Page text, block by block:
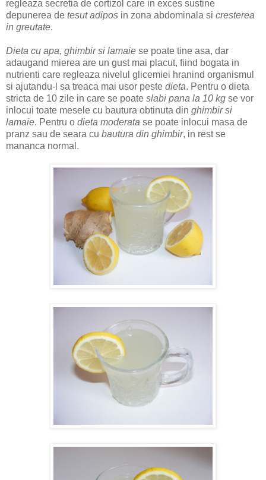
regleaza secretia de cortizol care in exces sustine
depunerea de tesut adipos in zona abdominala si cresterea
in greutate.
Dieta cu apa, ghimbir si lamaie se poate tine asa, dar
adaugand mierea are un gust mai placut, fiind bogata in
nutrienti care regleaza nivelul glicemiei hranind organismul
si ajutandu-l sa treaca mai usor peste dieta. Pentru o dieta
stricta de 10 zile in care se poate slabi pana la 10 kg se vor
inlocui toate mesele cu bautura obtinuta din ghimbir si
lamaie. Pentru o dieta moderata se poate inlocui masa de
pranz sau de seara cu bautura din ghimbir, in rest se
mananca normal.